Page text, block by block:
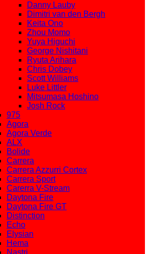
Danny Lauby
Dimitri van den Bergh
Keita Ono
Zhou Momo
Yuya Higuchi
George Nishitani
Ryuta Arihara
Chris Dobey
Scott Williams
Luke Littler
Mitsumasa Hoshino
Josh Rock
975
Agora
Agora Verde
ALX
Bolide
Carrera
Carrera Azzurri Cortex
Carrera Sport
Carerra V-Stream
Daytona Fire
Daytona Fire GT
Distinction
Echo
Elysian
Hema
Nastri